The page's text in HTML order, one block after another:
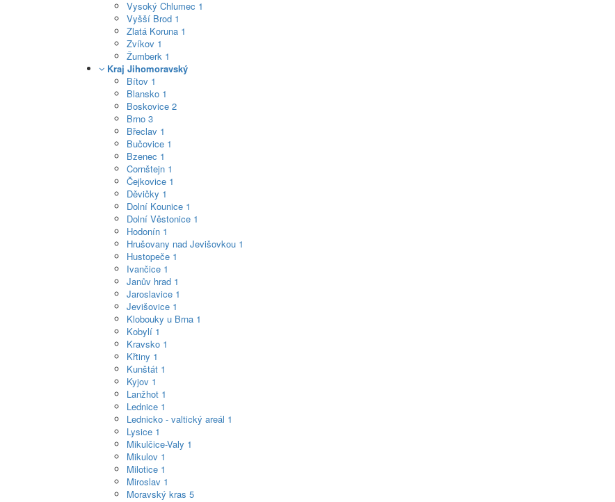
Vysoký Chlumec 1
Vyšší Brod 1
Zlatá Koruna 1
Zvíkov 1
Žumberk 1
Kraj Jihomoravský
Bítov 1
Blansko 1
Boskovice 2
Brno 3
Břeclav 1
Bučovice 1
Bzenec 1
Cornštejn 1
Čejkovice 1
Děvičky 1
Dolní Kounice 1
Dolní Věstonice 1
Hodonín 1
Hrušovany nad Jevišovkou 1
Hustopeče 1
Ivančice 1
Janův hrad 1
Jaroslavice 1
Jevišovice 1
Klobouky u Brna 1
Kobylí 1
Kravsko 1
Křtiny 1
Kunštát 1
Kyjov 1
Lanžhot 1
Lednice 1
Lednicko - valtický areál 1
Lysice 1
Mikulčice-Valy 1
Mikulov 1
Milotice 1
Miroslav 1
Moravský kras 5